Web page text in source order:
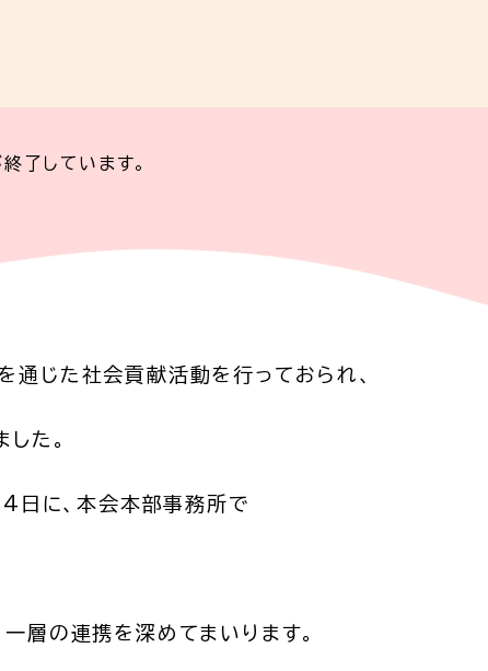
了しています。
じた社会貢献活動を行っておられ、
た。
日に、本会本部事務所で
層の連携を深めてまいります。